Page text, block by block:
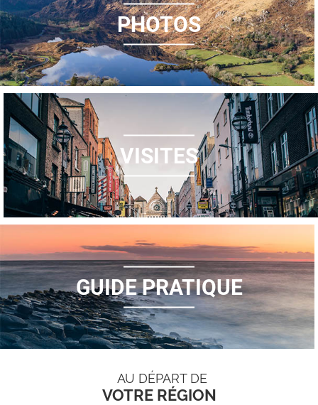
PHOTOS
VISITES
GUIDE PRATIQUE
AU DÉPART DE
VOTRE RÉGION